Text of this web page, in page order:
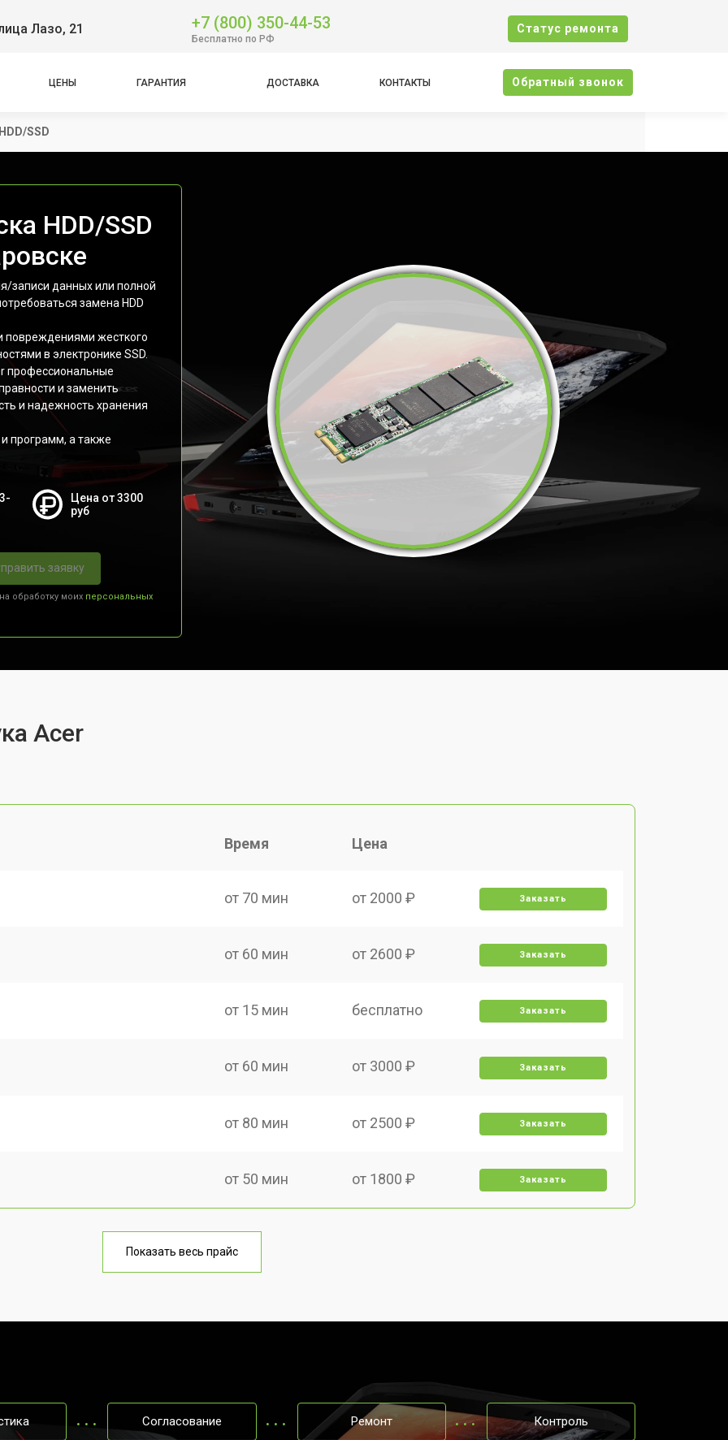
Лазо, 21 +7 (800) 350-44-53
Бесплатно по РФ
Cтатус ремонта
ЦЕНЫ ГАРАНТИЯ ДОСТАВКА КОНТАКТЫ Oбратный звонок
SSD
HDD/SSD
записи данных или полной
замена HDD
жесткого
в электронике SSD.
профессиональные
и заменить
и надежность хранения
программ, а также
Цена от 3300
руб
заявку
обработку моих персональных
Acer
Время Цена
от 70 мин от 2000 ₽ Заказать
от 60 мин от 2600 ₽ Заказать
от 15 мин бесплатно Заказать
от 60 мин от 3000 ₽ Заказать
от 80 мин от 2500 ₽ Заказать
от 50 мин от 1800 ₽ Заказать
от 100 мин
от 40 мин от 950 ₽ Заказать
Показать весь прайс
Согласование Ремонт Контроль